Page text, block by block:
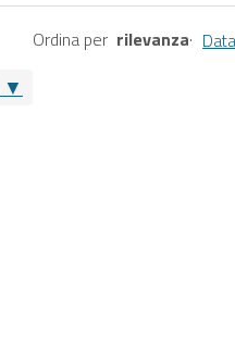
Ordina per rilevanza·